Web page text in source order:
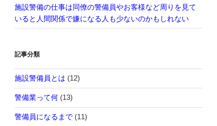
施設警備の仕事は同僚の警備員やお客様など周りを見て
いると人間関係で嫌になる人も少ないのかもしれない
記事分類
施設警備員とは (12)
警備業って何 (13)
警備員になるまで (11)